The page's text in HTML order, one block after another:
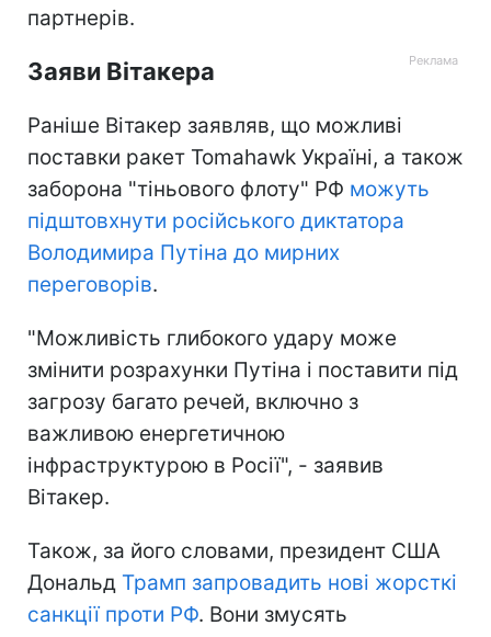
партнерів.
Заяви Вітакера
Раніше Вітакер заявляв, що можливі
поставки ракет Tomahawk Україні, а також
заборона "тіньового флоту" РФ можуть
підштовхнути російського диктатора
Володимира Путіна до мирних
переговорів.
"Можливість глибокого удару може
змінити розрахунки Путіна і поставити під
загрозу багато речей, включно з
важливою енергетичною
інфраструктурою в Росії", - заявив
Вітакер.
Також, за його словами, президент США
Дональд Трамп запровадить нові жорсткі
санкції проти РФ. Вони змусять